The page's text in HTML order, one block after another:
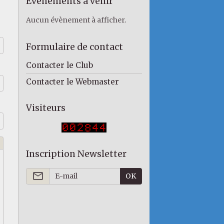
Aucun évènement à afficher.
Formulaire de contact
Contacter le Club
Contacter le Webmaster
Visiteurs
Inscription Newsletter
OK